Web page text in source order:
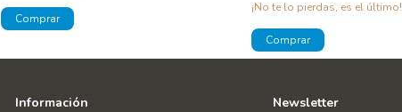
¡No te lo pierdas, es el último!
Información Newsletter